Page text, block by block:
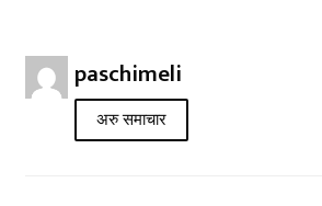
paschimeli
अरु समाचार